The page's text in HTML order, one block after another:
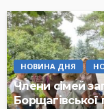
НОВИНА ДНЯ
Члени сімей
Борщагівської